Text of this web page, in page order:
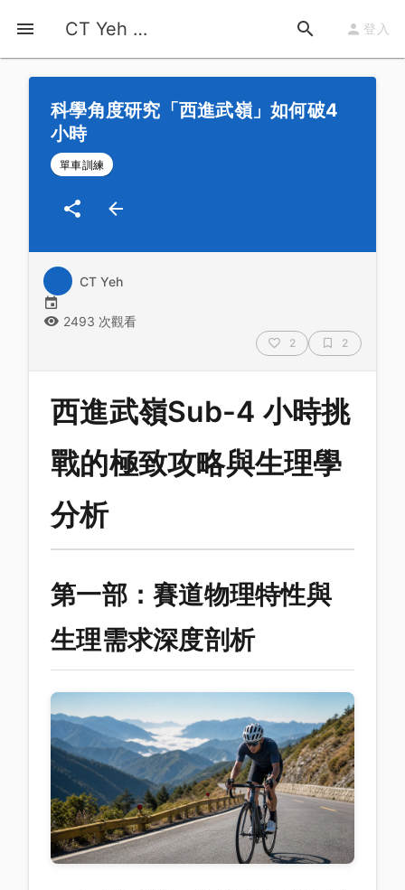
CT Yeh 公路車基地 登入
首頁 運動知識
科學角度研究「西進武嶺」如何破4
小時
單車訓練
CT Yeh
2493 次觀看
2 2
西進武嶺Sub-4 小時挑
戰的極致攻略與生理學
分析
第一部：賽道物理特性與
生理需求深度剖析